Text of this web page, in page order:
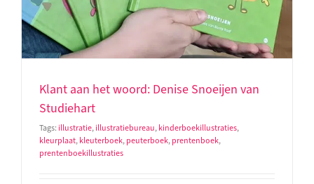
Klant aan het woord: Denise Snoeijen van
Studiehart
Tags: illustratie,illustratiebureau,kinderboekillustraties,
kleurplaat,kleuterboek,peuterboek,prentenboek,
prentenboekillustraties